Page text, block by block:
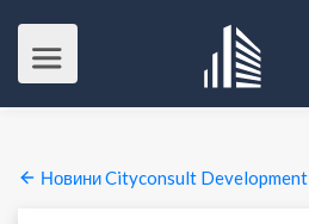
Новини Cityconsult Development